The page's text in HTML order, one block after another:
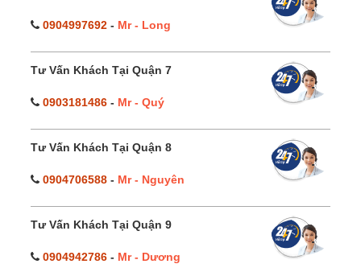
0904997692 - Mr - Long
Tư Vấn Khách Tại Quận 7
0903181486 - Mr - Quý
Tư Vấn Khách Tại Quận 8
0904706588 - Mr - Nguyên
Tư Vấn Khách Tại Quận 9
0904942786 - Mr - Dương